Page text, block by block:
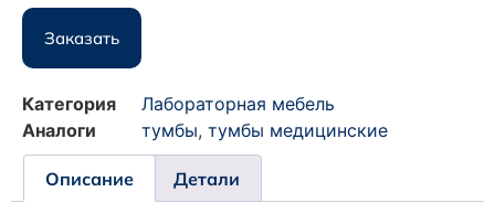
Заказать
Категория
Лабораторная мебель
Аналоги
тумбы, тумбы медицинские
Описание Детали